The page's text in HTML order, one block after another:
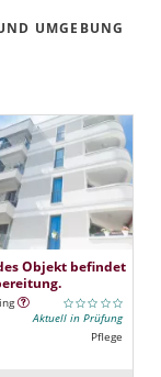
UMGEBUNG
Objekt befindet
Aktuell in Prüfung
Pflege